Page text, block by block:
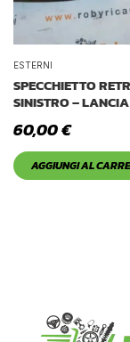
ESTERNI
SPECCHIETTO
SINISTRO –
60,00€
AGGIUNGI AL